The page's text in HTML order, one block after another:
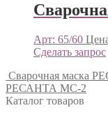
Арт: 65/60
Сделать запрос
Сварочная маска
РЕСАНТА МС-2
Каталог товаров